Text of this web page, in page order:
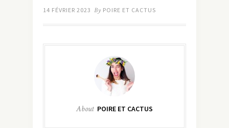
14 FÉVRIER 2023 By POIRE ET CACTUS
About POIRE ET CACTUS